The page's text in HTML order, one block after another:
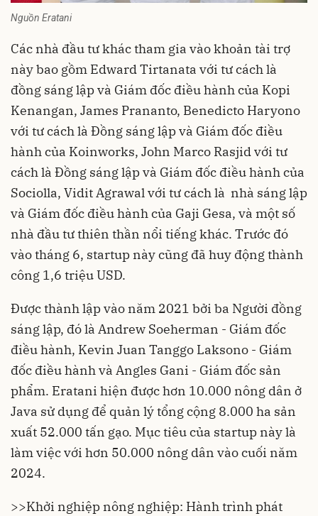
Nguồn Eratani
Các nhà đầu tư khác tham gia vào khoản tài trợ
này bao gồm Edward Tirtanata với tư cách là
đồng sáng lập và Giám đốc điều hành của Kopi
Kenangan, James Prananto, Benedicto Haryono
với tư cách là Đồng sáng lập và Giám đốc điều
hành của Koinworks, John Marco Rasjid với tư
cách là Đồng sáng lập và Giám đốc điều hành của
Sociolla, Vidit Agrawal với tư cách là nhà sáng lập
và Giám đốc điều hành của Gaji Gesa, và một số
nhà đầu tư thiên thần nổi tiếng khác. Trước đó
vào tháng 6, startup này cũng đã huy động thành
công 1,6 triệu USD.
Được thành lập vào năm 2021 bởi ba Người đồng
sáng lập, đó là Andrew Soeherman - Giám đốc
điều hành, Kevin Juan Tanggo Laksono - Giám
đốc điều hành và Angles Gani - Giám đốc sản
phẩm. Eratani hiện được hơn 10.000 nông dân ở
Java sử dụng để quản lý tổng cộng 8.000 ha sản
xuất 52.000 tấn gạo. Mục tiêu của startup này là
làm việc với hơn 50.000 nông dân vào cuối năm
2024.
>>Khởi nghiệp nông nghiệp: Hành trình phát